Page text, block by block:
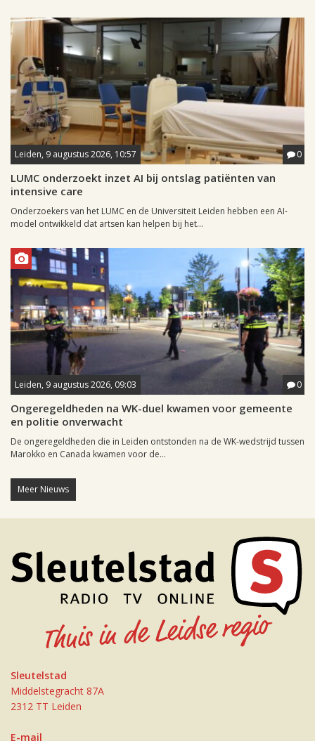
Leiden, 9 augustus 2026, 10:57 0
LUMC onderzoekt inzet AI bij ontslag patiënten van
intensive care
Onderzoekers van het LUMC en de Universiteit Leiden hebben een AI-
model ontwikkeld dat artsen kan helpen bij het...
Leiden, 9 augustus 2026, 09:03 0
Ongeregeldheden na WK-duel kwamen voor gemeente
en politie onverwacht
De ongeregeldheden die in Leiden ontstonden na de WK-wedstrijd tussen
Marokko en Canada kwamen voor de...
Meer Nieuws
Sleutelstad
Middelstegracht 87A
2312 TT Leiden
E-mail